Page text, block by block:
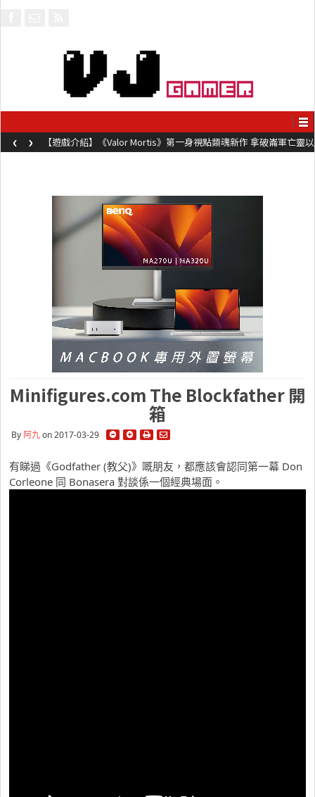
【遊戲介紹】《Valor Mortis》第一身視點類魂新作 拿破崙軍亡靈以
槍械劍與魔法殺敵
‹ ›
Minifigures.com The Blockfather 開
箱
By 阿九on 2017-03-29
有睇過《Godfather (教父)》嘅朋友，都應該會認同第一幕 Don
Corleone 同 Bonasera 對談係一個經典場面。